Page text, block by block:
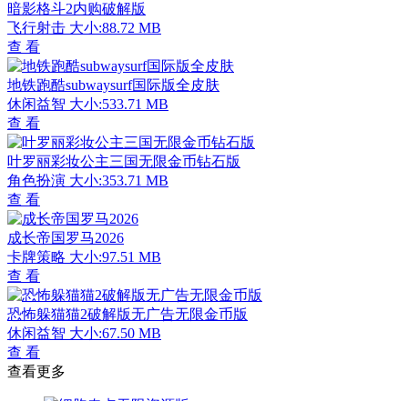
暗影格斗2内购破解版
飞行射击 大小:88.72 MB
查 看
地铁跑酷subwaysurf国际版全皮肤
休闲益智 大小:533.71 MB
查 看
叶罗丽彩妆公主三国无限金币钻石版
角色扮演 大小:353.71 MB
查 看
成长帝国罗马2026
卡牌策略 大小:97.51 MB
查 看
恐怖躲猫猫2破解版无广告无限金币版
休闲益智 大小:67.50 MB
查 看
查看更多